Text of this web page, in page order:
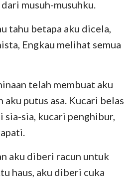
4 5 6
7
musuh-musuhku.
tahu betapa aku dicela,
Engkau melihat semua
telah membuat aku
aku putus asa. Kucari belas
sia-sia, kucari penghibur,
aku diberi racun untuk
haus, aku diberi cuka